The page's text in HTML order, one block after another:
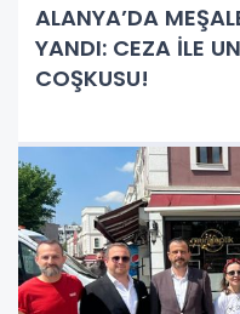
ALANYA’DA
YANDI: CEZA İLE
COŞKUSU!